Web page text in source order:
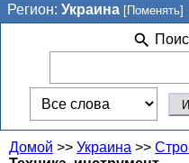
Регион: Украина [Поменять]
Домой >> Украина >>